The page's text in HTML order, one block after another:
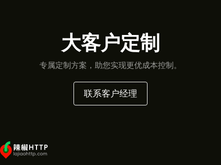
大客户定制
专属定制方案，助您实现更优成本控制。
联系客户经理